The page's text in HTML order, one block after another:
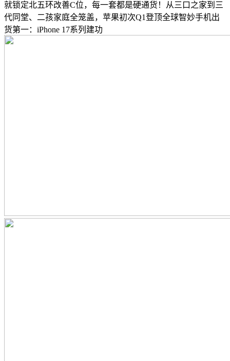
就锁定北五环改善C位，每一套都是硬通货！从三口之家到三
代同堂、二孩家庭全笼盖，苹果初次Q1登顶全球智妙手机出
货第一：iPhone 17系列建功